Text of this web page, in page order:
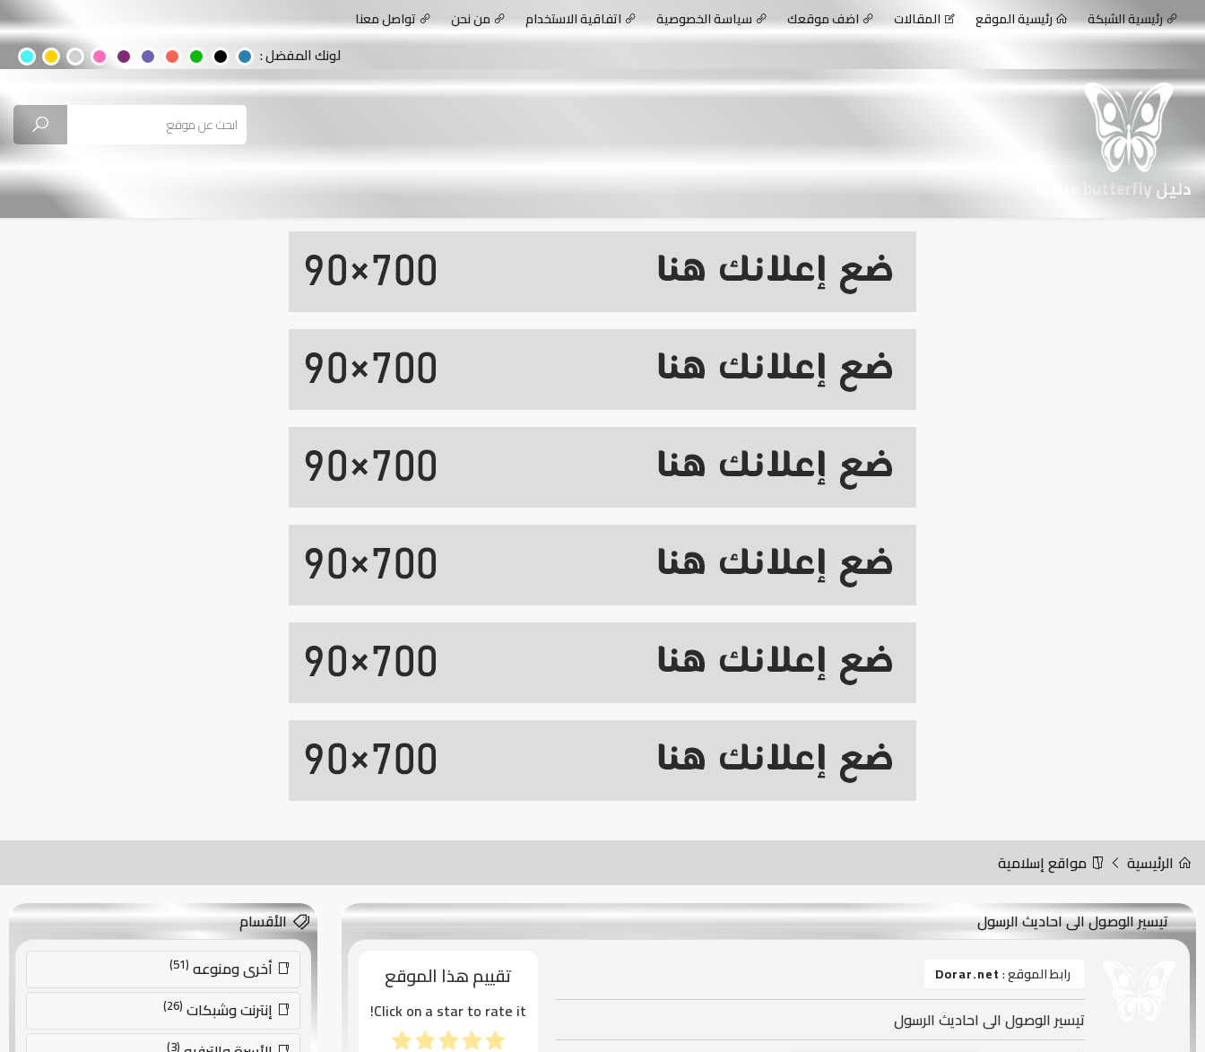
رئيسية الشبكة رئيسية الموقع المقالات اضف موقعك سياسة الخصوصية اتفاقية الاستخدام من نحن تواصل معنا
لونك المفضل :
دليل white butterfly
الرئيسية مواقع إسلامية
تيسير الوصول الى احاديث الرسول
رابط الموقع :Dorar.net
تيسير الوصول الى احاديث الرسول
تقييم هذا الموقع
Click on a star to rate it!
الأقسام
أخرى ومنوعه (51)
إنترنت وشبكات (26)
(3)